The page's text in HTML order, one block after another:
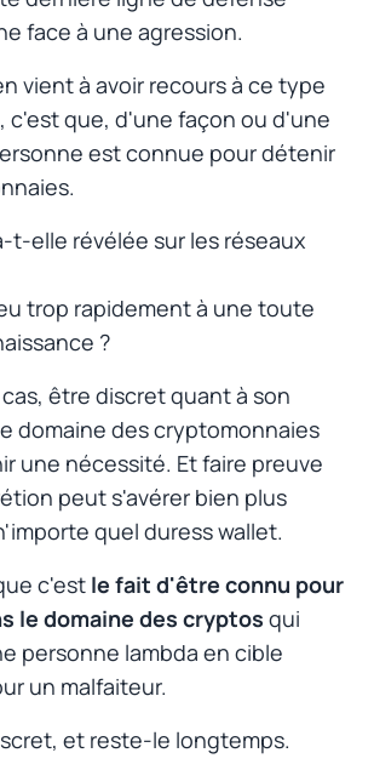
face à une agression.
vient à avoir recours à ce type
c'est que, d'une façon ou d'une
est connue pour détenir
t-elle révélée sur les réseaux
trop rapidement à une toute
?
être discret quant à son
domaine des cryptomonnaies
une nécessité. Et faire preuve
peut s'avérer bien plus
quel duress wallet.
c'est le fait d'être connu pour
le domaine des cryptos qui
personne lambda en cible
un malfaiteur.
et reste-le longtemps.